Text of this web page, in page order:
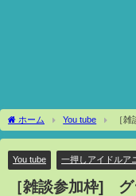
ホーム You tube
［
が走る
You tube 一押しアイドルア
［雑談参加枠]